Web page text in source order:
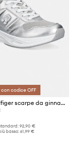
codice OFF
Tommy Hilfiger scarpe da ginnastica per bambini
92,90 €
basso:61,99 €